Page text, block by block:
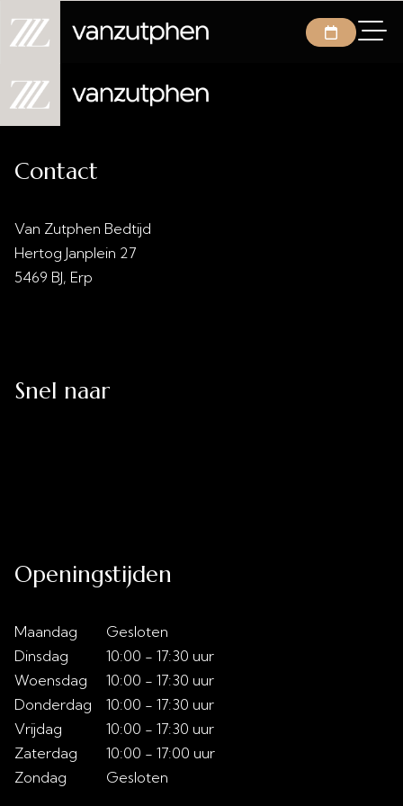
Contact
Van Zutphen Bedtijd
Hertog Janplein 27
5469 BJ, Erp
Snel naar
Openingstijden
Maandag
Dinsdag
Woensdag
Donderdag
Vrijdag
Zaterdag
Zondag
Gesloten
10:00 - 17:30 uur
10:00 - 17:30 uur
10:00 - 17:30 uur
10:00 - 17:30 uur
10:00 - 17:00 uur
Gesloten